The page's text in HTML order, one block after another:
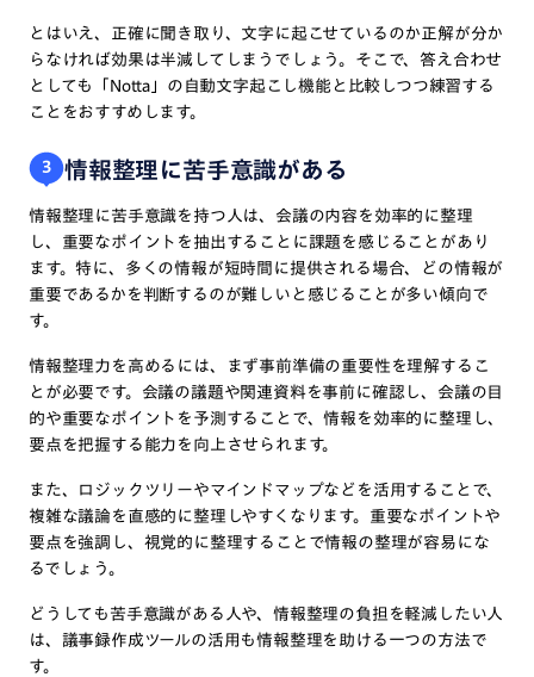
とはいえ、正確に聞き取り、文字に起こせているのか正解が分か
らなければ効果は半減してしまうでしょう。そこで、答え合わせ
としても「Notta」の自動文字起こし機能と比較しつつ練習する
ことをおすすめします。
3 情報整理に苦手意識がある
情報整理に苦手意識を持つ人は、会議の内容を効率的に整理
し、重要なポイントを抽出することに課題を感じることがあり
ます。特に、多くの情報が短時間に提供される場合、どの情報が
重要であるかを判断するのが難しいと感じることが多い傾向で
す。
情報整理力を高めるには、まず事前準備の重要性を理解するこ
とが必要です。会議の議題や関連資料を事前に確認し、会議の目
的や重要なポイントを予測することで、情報を効率的に整理し、
要点を把握する能力を向上させられます。
また、ロジックツリーやマインドマップなどを活用することで、
複雑な議論を直感的に整理しやすくなります。重要なポイントや
要点を強調し、視覚的に整理することで情報の整理が容易にな
るでしょう。
どうしても苦手意識がある人や、情報整理の負担を軽減したい人
は、議事録作成ツールの活用も情報整理を助ける一つの方法で
す。